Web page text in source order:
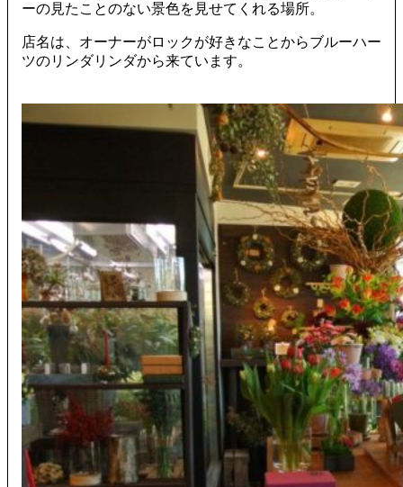
ーの見たことのない景色を見せてくれる場所。
店名は、オーナーがロックが好きなことからブルーハー
ツのリンダリンダから来ています。